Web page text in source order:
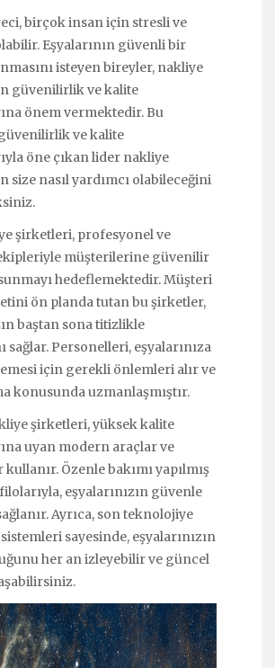
birçok insan için stresli ve
Eşyalarının güvenli bir
isteyen bireyler, nakliye
güvenilirlik ve kalite
önem vermektedir. Bu
ve kalite
öne çıkan lider nakliye
size nasıl yardımcı olabileceğini
şirketleri, profesyonel ve
müşterilerine güvenilir
hedeflemektedir. Müşteri
ön planda tutan bu şirketler,
baştan sona titizlikle
sağlar. Personelleri, eşyalarınıza
için gerekli önlemleri alır ve
konusunda uzmanlaşmıştır.
şirketleri, yüksek kalite
uyan modern araçlar ve
Özenle bakımı yapılmış
eşyalarınızın güvenle
Ayrıca, son teknolojiye
sayesinde, eşyalarınızın
her an izleyebilir ve güncel